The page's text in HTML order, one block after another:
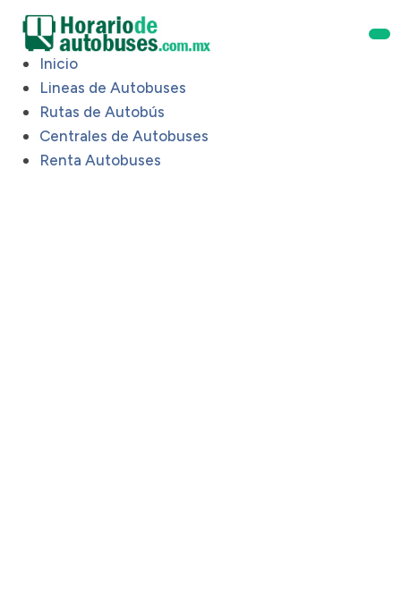
Inicio
Lineas de Autobuses
Rutas de Autobús
Centrales de Autobuses
Renta Autobuses